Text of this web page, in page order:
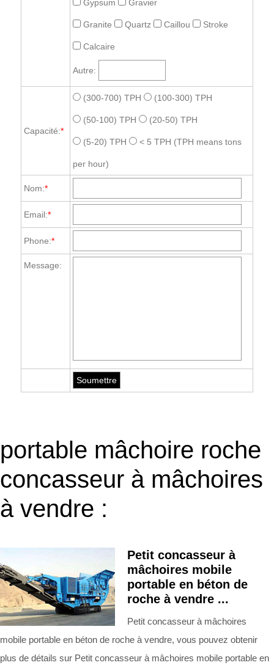
Gypsum Gravier
Granite Quartz Caillou Stroke
Calcaire
Autre:
Capacité:*
(300-700) TPH (100-300) TPH
(50-100) TPH (20-50) TPH
(5-20) TPH < 5 TPH (TPH means tons
per hour)
Nom:*
Email:*
Phone:*
Message:
portable mâchoire roche
concasseur à mâchoires
à vendre :
Petit concasseur à
mâchoires mobile
portable en béton de
roche à vendre ...
Petit concasseur à mâchoires
mobile portable en béton de roche à vendre, vous pouvez obtenir
plus de détails sur Petit concasseur à mâchoires mobile portable en